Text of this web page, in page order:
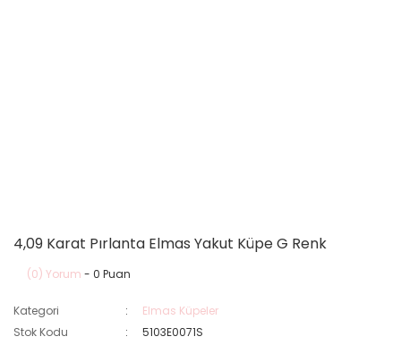
4,09 Karat Pırlanta Elmas Yakut Küpe G Renk
(0) Yorum - 0 Puan
Kategori
Elmas Küpeler
Stok Kodu
5103E0071S